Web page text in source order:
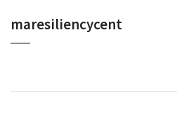
maresiliencycent